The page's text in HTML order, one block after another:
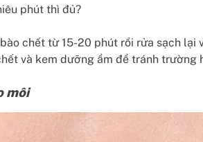
phút thì đủ?
chết từ 15-20 phút rồi rửa sạch lại
và kem dưỡng ẩm để tránh trường
môi